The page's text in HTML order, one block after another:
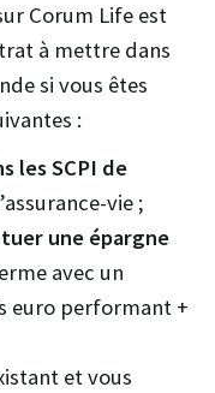
Corum Life est
à mettre dans
si vous êtes
:
les SCPI de
vie ;
une épargne
avec un
euro performant +
et vous